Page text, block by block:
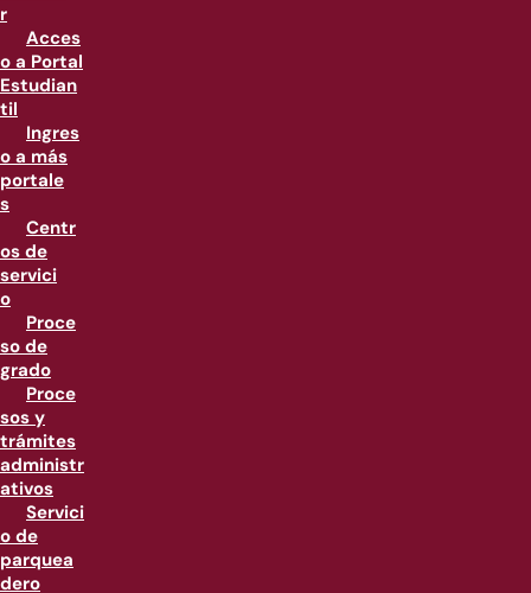
r
Acces
o a Portal
Estudian
til
Ingres
o a más
portale
s
Centr
os de
servici
o
Proce
so de
grado
Proce
sos y
trámites
administr
ativos
Servici
o de
parquea
dero